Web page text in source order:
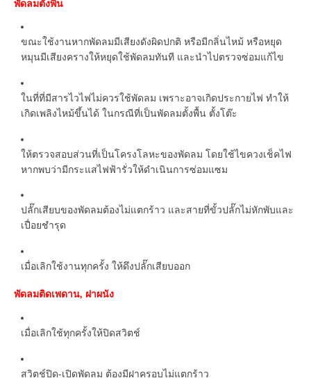
พัดลมตั้งพื้น
ขณะใช้งานหากพัดลมมีเสียงดังผิดปกติ หรือมีกลิ่นไหม้ หรือหยุด
หมุนมีเสียงครางให้หยุดใช้พัดลมทันที และนำไปตรวจซ่อมแก้ไข
ในที่ที่มีสารไวไฟไม่ควรใช้พัดลม เพราะอาจเกิดประกายไฟ ทำให้
เกิดเพลิงไหม้ขึ้นได้ ในกรณีที่เป็นพัดลมตั้งพื้น ตั้งโต๊ะ
ให้ตรวจสอบส่วนที่เป็นโครงโลหะของพัดลม โดยใช้ไขควงเช็คไฟ
หากพบว่ามีกระแสไฟฟ้ารั่วให้ดำเนินการซ่อมแซม
ปลั๊กเสียบของพัดลมต้องไม่แตกร้าว และสายที่ขั้วปลั๊กไม่หักพับและ
เปื่อยชำรุด
เมื่อเลิกใช้งานทุกครั้ง ให้ดึงปลั๊กเสียบออก
พัดลมติดเพดาน, ฝาผนัง
เมื่อเลิกใช้ทุกครั้งให้ปิดสวิตช์
สวิตช์ปิด-เปิดพัดลม ต้องมีฝาครอบไม่แตกร้าว